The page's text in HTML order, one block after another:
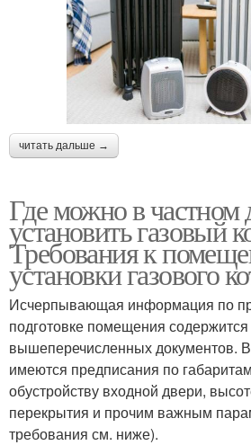
читать дальше →
Где можно в частном
установить газовый
Требования к
установки газового
Исчерпывающая информация по
подготовке помещения
вышеперечисленных документов.
имеются предписания по
обустройству входной двери,
перекрытия и прочим важным
требования см. ниже).